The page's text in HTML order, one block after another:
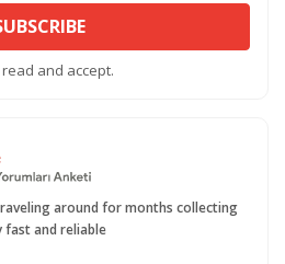
read and accept.
around for months collecting
fast and reliable